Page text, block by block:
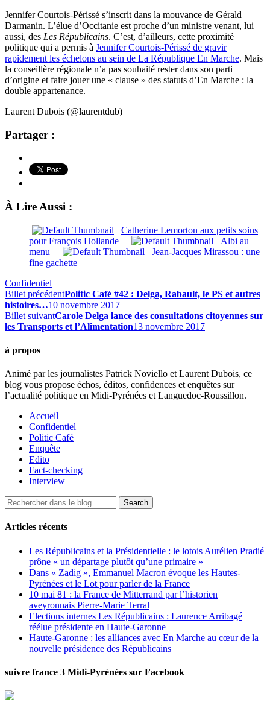
Jennifer Courtois-Périssé s’inscrit dans la mouvance de Gérald
Darmanin. L’élue d’Occitanie est proche d’un ministre venant, lui
aussi, des Les Républicains. C’est, d’ailleurs, cette proximité
politique qui a permis à Jennifer Courtois-Périssé de gravir
rapidement les échelons au sein de La République En Marche. Mais
la conseillère régionale n’a pas souhaité rester dans son parti
d’origine et faire jouer une « clause » des statuts d’En Marche : la
double appartenance.
Laurent Dubois (@laurentdub)
Partager :
À Lire Aussi :
Catherine Lemorton aux petits soins
pour François Hollande
Albi au
menu
Jean-Jacques Mirassou : une
fine gachette
Confidentiel
Billet précédentPolitic Café #42 : Delga, Rabault, le PS et autres
histoires…10 novembre 2017
Billet suivantCarole Delga lance des consultations citoyennes sur
les Transports et l’Alimentation13 novembre 2017
à propos
Animé par les journalistes Patrick Noviello et Laurent Dubois, ce
blog vous propose échos, éditos, confidences et enquêtes sur
l’actualité politique en Midi-Pyrénées et Languedoc-Roussillon.
Accueil
Confidentiel
Politic Café
Enquête
Edito
Fact-checking
Interview
Articles récents
Les Républicains et la Présidentielle : le lotois Aurélien Pradié
prône « un départage plutôt qu’une primaire »
Dans « Zadig », Emmanuel Macron évoque les Hautes-
Pyrénées et le Lot pour parler de la France
10 mai 81 : la France de Mitterrand par l’historien
aveyronnais Pierre-Marie Terral
Elections internes Les Républicains : Laurence Arribagé
réélue présidente en Haute-Garonne
Haute-Garonne : les alliances avec En Marche au cœur de la
nouvelle présidence des Républicains
suivre france 3 Midi-Pyrénées sur Facebook